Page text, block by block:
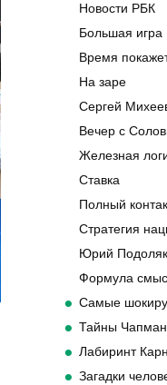
Новости РБК
Большая игра
Время
На заре
Сергей
Вечер с
Железная
Ставка
Полный
Стратегия
Юрий
Формула
Самые
Тайны Чапман
Лабиринт
Загадки